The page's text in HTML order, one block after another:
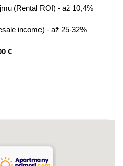
(Rental ROI) - až 10,4%
income) - až 25-32%
€